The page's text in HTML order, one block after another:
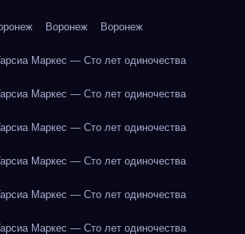
Воронеж Воронеж
Маркес — Сто лет одиночества
Маркес — Сто лет одиночества
Маркес — Сто лет одиночества
Маркес — Сто лет одиночества
Маркес — Сто лет одиночества
Маркес — Сто лет одиночества